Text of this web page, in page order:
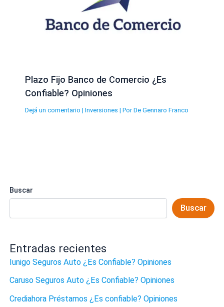
Plazo Fijo Banco de Comercio ¿Es
Confiable? Opiniones
Dejá un comentario | Inversiones | Por De Gennaro Franco
Buscar
Buscar
Entradas recientes
Iunigo Seguros Auto ¿Es Confiable? Opiniones
Caruso Seguros Auto ¿Es Confiable? Opiniones
Crediahora Préstamos ¿Es confiable? Opiniones